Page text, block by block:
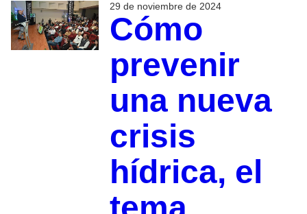
29 de noviembre de 2024
Cómo
prevenir
una nueva
crisis
hídrica, el